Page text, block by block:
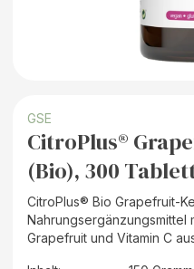
GSE
CitroPlus®
(Bio), 300
CitroPlus® Bio Grapefruit-
Nahrungsergänzungsmittel
Grapefruit und Vitamin C